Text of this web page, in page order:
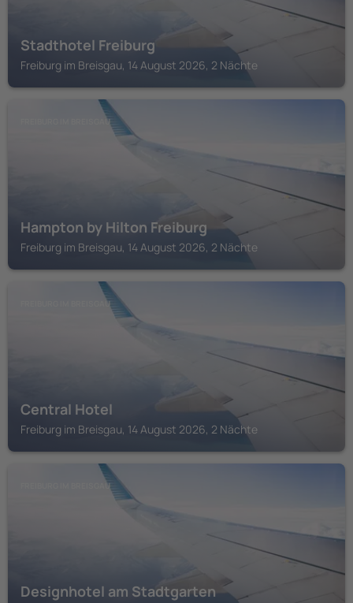
Stadthotel Freiburg
Freiburg im Breisgau, 14 August 2026, 2 Nächte
FREIBURG IM BREISGAU
Hampton by Hilton Freiburg
Freiburg im Breisgau, 14 August 2026, 2 Nächte
FREIBURG IM BREISGAU
Central Hotel
Freiburg im Breisgau, 14 August 2026, 2 Nächte
FREIBURG IM BREISGAU
Designhotel am Stadtgarten